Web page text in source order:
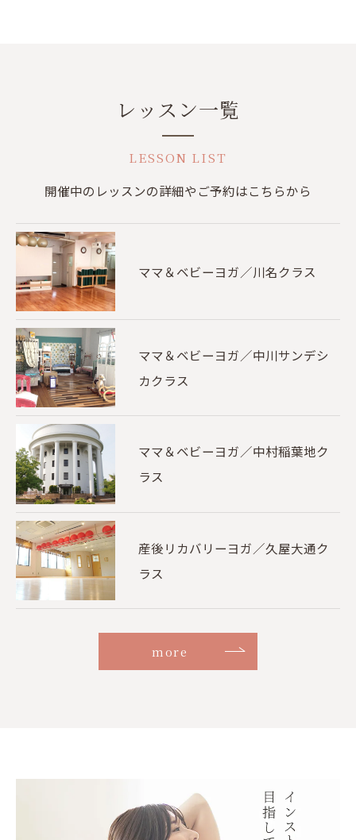
レッスン一覧
LESSON LIST
開催中のレッスンの詳細やご予約はこちらから
ママ＆ベビーヨガ／川名クラス
ママ＆ベビーヨガ／中川サンデシ
カクラス
ママ＆ベビーヨガ／中村稲葉地ク
ラス
産後リカバリーヨガ／久屋大通ク
ラス
more